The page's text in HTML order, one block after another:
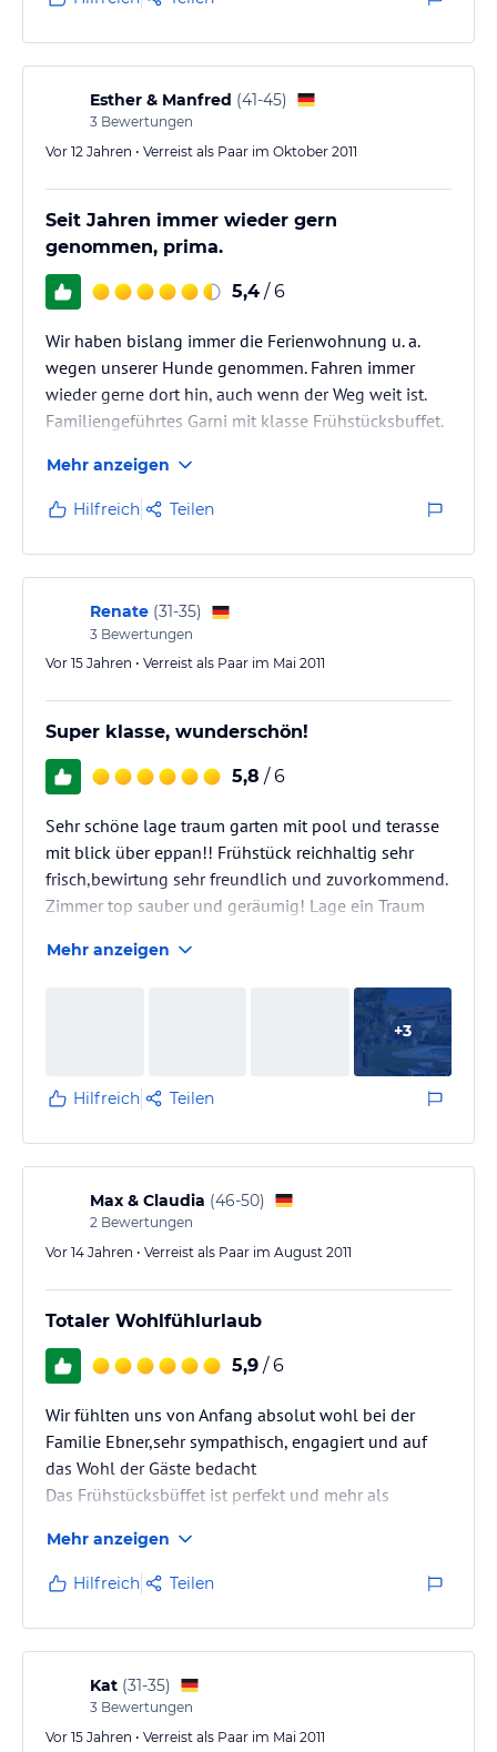
Bergtouren, Shoppen, Baden im Pool oder im Kalterer
See. Fast zu schade als Zwischenstop weiter in die
Toskana, nächstes Mal bleiben wir hier länger!
Esther & Manfred (41-45)
3 Bewertungen
Vor 12 Jahren • Verreist als Paar im Oktober 2011
Seit Jahren immer wieder gern
genommen, prima.
5,4 / 6
Wir haben bislang immer die Ferienwohnung u. a.
wegen unserer Hunde genommen. Fahren immer
wieder gerne dort hin, auch wenn der Weg weit ist.
Familiengeführtes Garni mit klasse Frühstücksbuffet.
Speisen als Pensionsgast im Essbereich zu sich
nehmen. Des Öfteren werden auch Grill- oder
Törgeleabende im Herbst angeboten sowie
Kastanienessen mit dem neuen Wein. Sehr
freundliche Eigentümer, mit denen man gern ein
Schwätzchen hält. Ein Kühlschrank mit hauseigenem
Wein,…
Mehr anzeigen
Hilfreich Teilen
Renate (31-35)
3 Bewertungen
Vor 15 Jahren • Verreist als Paar im Mai 2011
Super klasse, wunderschön!
5,8 / 6
Sehr schöne lage traum garten mit pool und terasse
mit blick über eppan!! Frühstück reichhaltig sehr
frisch,bewirtung sehr freundlich und zuvorkommend.
Zimmer top sauber und geräumig! Lage ein Traum
Mehr anzeigen
+3
Hilfreich Teilen
Max & Claudia (46-50)
2 Bewertungen
Vor 14 Jahren • Verreist als Paar im August 2011
Totaler Wohlfühlurlaub
5,9 / 6
Wir fühlten uns von Anfang absolut wohl bei der
Familie Ebner,sehr sympathisch, engagiert und auf
das Wohl der Gäste bedacht
Das Frühstücksbüffet ist perfekt und mehr als
ausgezeichnet.
Lage und Umgebung traumhaft
So kann man sich einen Urlaub nur wünschen
Mehr anzeigen
Hilfreich Teilen
Kat (31-35)
3 Bewertungen
Vor 15 Jahren • Verreist als Paar im Mai 2011